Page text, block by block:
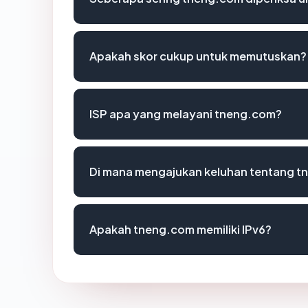
Apakah skor cukup untuk memutuskan?
ISP apa yang melayani tneng.com?
Di mana mengajukan keluhan tentang
Apakah tneng.com memiliki IPv6?